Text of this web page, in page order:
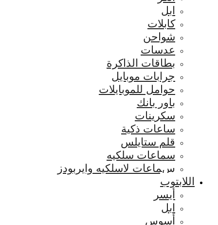
ابل
كابلات
شواحن
عدسات
بطاقات الذاكرة
جرابات موبايل
حوامل للموبايلات
باور بانك
سكرينات
ساعات ذكية
قلم ستايلس
سماعات سلكيه
سماعات لاسلكيه وايربودز
اللابتوب
أيسر
ابل
أسوس